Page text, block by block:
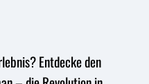
Entdecke den